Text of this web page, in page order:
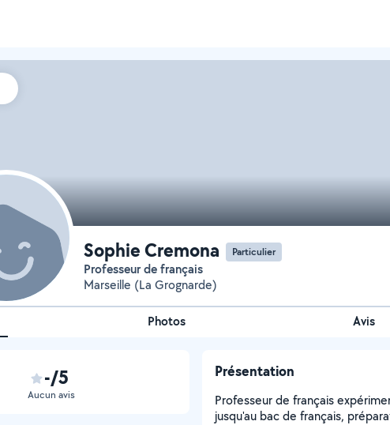
Sophie Cremona Particulier
Professeur de français
Marseille (La Grognarde)
Photos Avis
-/5
Aucun avis
Présentation
Professeur de français
jusqu'au bac de français,